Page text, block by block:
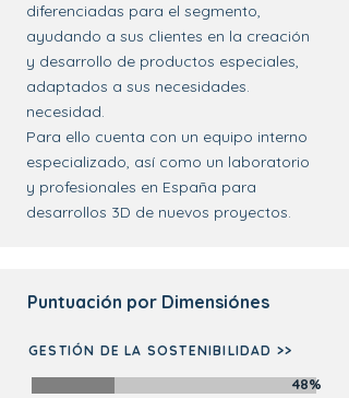
diferenciadas para el segmento,
ayudando a sus clientes en la creación
y desarrollo de productos especiales,
adaptados a sus necesidades.
necesidad.
Para ello cuenta con un equipo interno
especializado, así como un laboratorio
y profesionales en España para
desarrollos 3D de nuevos proyectos.
Puntuación por Dimensiónes
GESTIÓN DE LA SOSTENIBILIDAD >>
48%